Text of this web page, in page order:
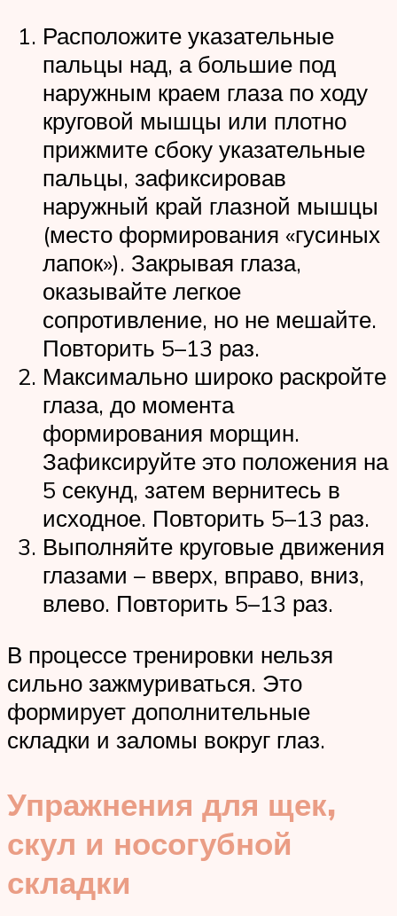
Расположите указательные
пальцы над, а большие под
наружным краем глаза по ходу
круговой мышцы или плотно
прижмите сбоку указательные
пальцы, зафиксировав
наружный край глазной мышцы
(место формирования «гусиных
лапок»). Закрывая глаза,
оказывайте легкое
сопротивление, но не мешайте.
Повторить 5–13 раз.
Максимально широко раскройте
глаза, до момента
формирования морщин.
Зафиксируйте это положения на
5 секунд, затем вернитесь в
исходное. Повторить 5–13 раз.
Выполняйте круговые движения
глазами – вверх, вправо, вниз,
влево. Повторить 5–13 раз.
В процессе тренировки нельзя
сильно зажмуриваться. Это
формирует дополнительные
складки и заломы вокруг глаз.
Упражнения для щек,
скул и носогубной
складки